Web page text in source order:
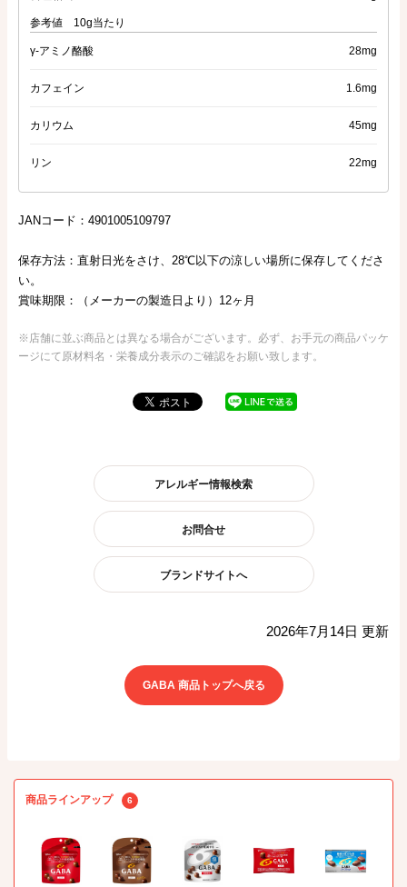
参考値 10g当たり
γ-アミノ酪酸 28mg
カフェイン 1.6mg
カリウム 45mg
リン 22mg
JANコード：4901005109797
保存方法：直射日光をさけ、28℃以下の涼しい場所に保存してくださ
い。
賞味期限：（メーカーの製造日より）12ヶ月
※店舗に並ぶ商品とは異なる場合がございます。必ず、お手元の商品パッケ
ージにて原材料名・栄養成分表示のご確認をお願い致します。
アレルギー情報検索
お問合せ
ブランドサイトへ
2026年7月14日 更新
GABA 商品トップへ戻る
商品ラインアップ 6